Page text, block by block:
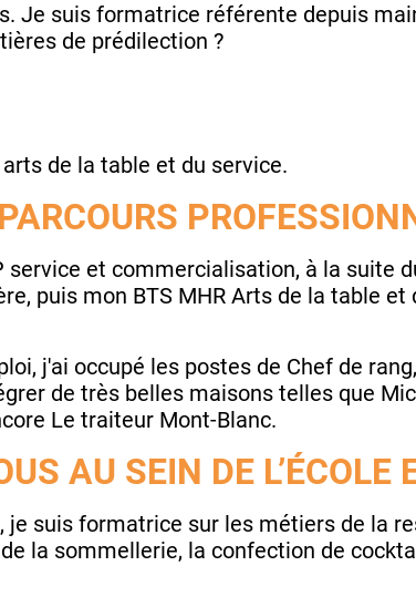
Je suis formatrice référente depuis
de prédilection ?
de la table et du service.
service et commercialisation, à la suite
puis mon BTS MHR Arts de la table
j'ai occupé les postes de Chef de
de très belles maisons telles que
Le traiteur Mont-Blanc.
AU SEIN DE L’ÉCOLE
je suis formatrice sur les métiers de la
la sommellerie, la confection de